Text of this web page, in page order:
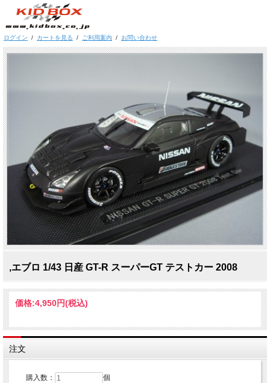
ログイン / カートを見る / ご利用案内 / お問い合わせ
,エブロ 1/43 日産 GT-R スーパーGT テストカー 2008
価格:4,950円(税込)
注文
購入数： 個